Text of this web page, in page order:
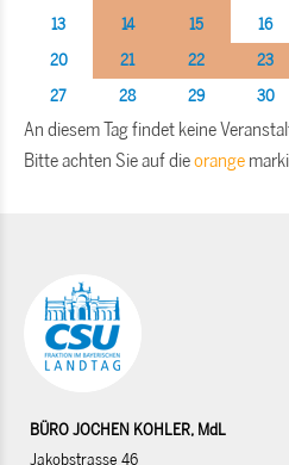
13
14 15 16
20
21 22 23
27
28 29 30
An diesem Tag findet keine
Bitte achten Sie auf dieorange
BÜRO JOCHEN KOHLER, MdL
Jakobstrasse 46